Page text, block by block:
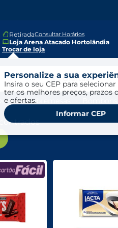
RetiradaConsultar Horários
Loja Arena Atacado Hortolândia
Trocar de loja
Personalize a sua
Insira o seu CEP para
ter os melhores preços, prazos
e ofertas.
Informar CEP
Ofertas
Doces E Sobremesas